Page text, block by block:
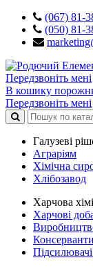
(067) 81-
(050) 81-
Передзвоніть мені
В кошику
Передзвоніть мені
Галузеві
Аграріям
Хімічна
Хлібозавод
Харчова
Харчові
Консерванти